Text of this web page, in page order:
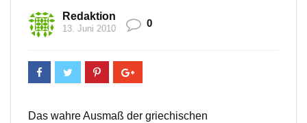
Redaktion
13. Juni 2010 0
Das wahre Ausmaß der griechischen